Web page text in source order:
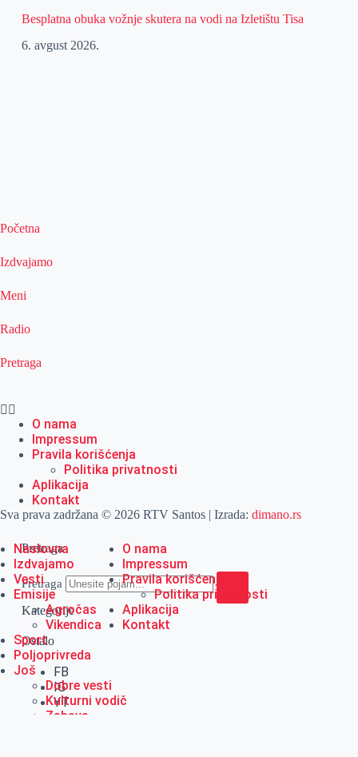
Besplatna obuka vožnje skutera na vodi na Izletištu Tisa
6. avgust 2026.
Početna
Izdvajamo
Meni
Radio
Pretraga
O nama
Impressum
Pravila korišćenja
Politika privatnosti
Aplikacija
Kontakt
Sva prava zadržana © 2026 RTV Santos | Izrada: dimano.rs
Pretraga
Pretraga
Kategorije
Naslovna
Izdvajamo
Vesti
Emisije
Agročas
Vikendica
Sport
Poljoprivreda
Još
Dobre vesti
Kulturni vodič
Zabava
Ostalo
O nama
Impressum
Pravila korišćenja
Politika privatnosti
Aplikacija
Kontakt
FB
IG
YT